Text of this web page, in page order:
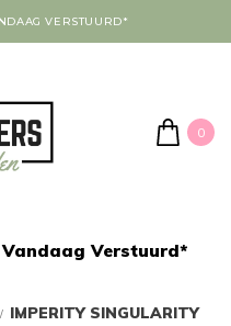
VERSTUURD*
0
omgeving
/ IMPERITY SINGULARITY